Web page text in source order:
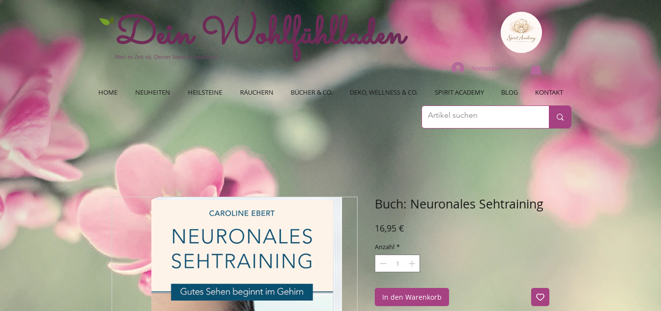
Dein Wohlfühlladen
Weil es Zeit ist, Deiner Seele zu lauschen!
Anmelden
HOME NEUHEITEN HEILSTEINE RÄUCHERN BÜCHER & CO. DEKO, WELLNESS & CO. SPIRIT ACADEMY BLOG KONTAKT
Buch: Neuronales Sehtraining
16,95 €
Anzahl *
In den Warenkorb